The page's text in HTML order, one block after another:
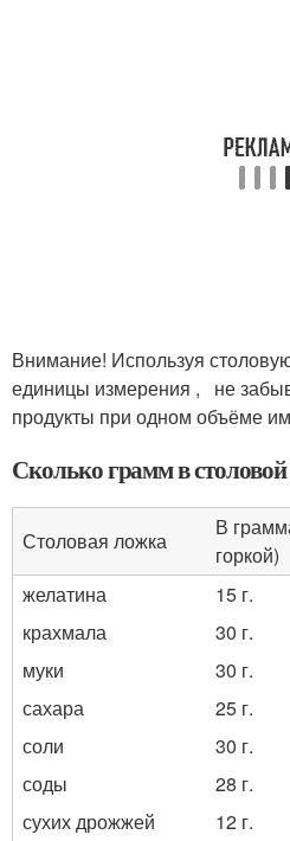
Внимание! Используя
единицы измерения , не
продукты при одном объёме
Сколько грамм в
Столовая ложка
В
горкой)
желатина
15 г.
крахмала
30 г.
муки
30 г.
сахара
25 г.
соли
30 г.
соды
28 г.
сухих дрожжей
12 г.